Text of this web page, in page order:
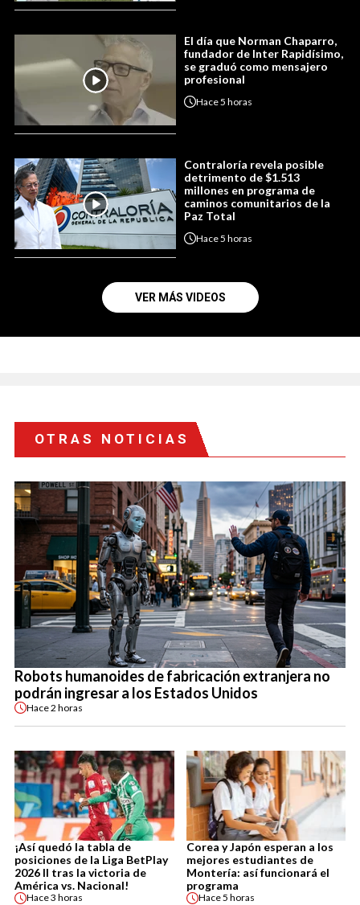
El día que Norman Chaparro,
fundador de Inter Rapidísimo,
se graduó como mensajero
profesional
Hace5 horas
Contraloría revela posible
detrimento de $1.513
millones en programa de
caminos comunitarios de la
Paz Total
Hace5 horas
VER MÁS VIDEOS
OTRAS NOTICIAS
Robots humanoides de fabricación extranjera no
podrán ingresar a los Estados Unidos
Hace2 horas
¡Así quedó la tabla de
posiciones de la Liga BetPlay
2026 II tras la victoria de
América vs. Nacional!
Hace3 horas
Corea y Japón esperan a los
mejores estudiantes de
Montería: así funcionará el
programa
Hace5 horas